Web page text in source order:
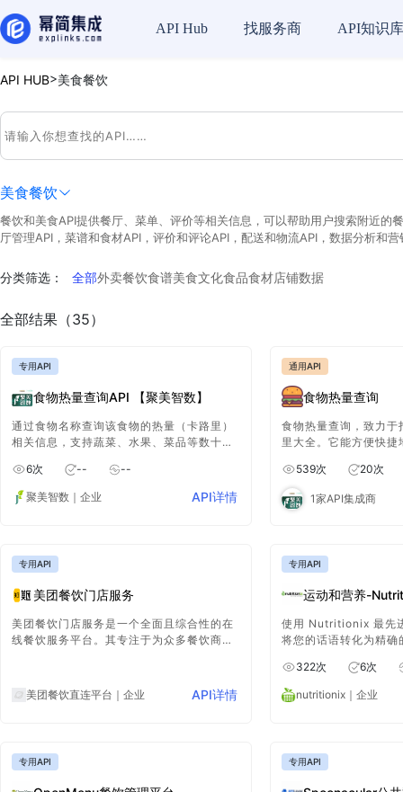
API Hub 找服务商 API知识库
API HUB>美食餐饮
美食餐饮
餐饮和美食API提供餐厅、菜单、评价等相关信息，可以帮助用户搜索附近
厅管理API，菜谱和食材API，评价和评论API，配送和物流API，数据分析和
分类筛选： 全部外卖餐饮食谱美食文化食品食材店铺数据
全部结果（35）
专用API
食物热量查询API 【聚美智数】
通过食物名称查询该食物的热量（卡路里）
相关信息，支持蔬菜、水果、菜品等数十万
6次 -- --
聚美智数 ｜企业 API详情
通用API
食物热量查询
食物热量查询，致力于
里大全。它能方便快
食品，都能准确呈现
松掌握食物热量详情，
539次 20次
1家API集成商
专用API
美团餐饮门店服务
美团餐饮门店服务是一个全面且综合性的在
线餐饮服务平台。其专注于为众多餐饮商家
生态，让用户享受更好的餐饮体验。
美团餐饮直连平台 ｜企业 API详情
专用API
运动和营养-
使用 Nutritionix 最先
将您的话语转化为精确
其进行了改进。此外
出了一千多种国际食谱
322次 6次
nutritionix ｜企业
专用API 专用API